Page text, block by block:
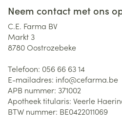
Neem contact met ons
C.E. Farma BV
Markt 3
8780Oostrozebeke
Telefoon: 056 66 63 14
E-mailadres: info@cefarma.be
APB nummer: 371002
Apotheek titularis: Veerle
BTW nummer: BE0422011069